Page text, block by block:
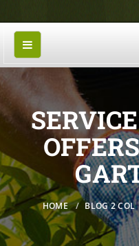
HOME BLOG 2 COL